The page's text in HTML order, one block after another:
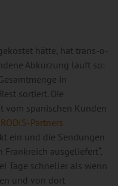
hätte, hat trans-o-
Abkürzung läuft so:
in
sortiert. Die
vom spanischen Kunden
Partners
ein und die Sendungen
ausgeliefert“,
Tage schneller als wenn
und von dort